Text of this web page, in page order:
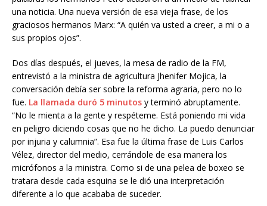
una noticia. Una nueva versión de esa vieja frase, de los
graciosos hermanos Marx: “A quién va usted a creer, a mi o a
sus propios ojos”.
Dos días después, el jueves, la mesa de radio de la FM,
entrevistó a la ministra de agricultura Jhenifer Mojica, la
conversación debía ser sobre la reforma agraria, pero no lo
fue. La llamada duró 5 minutos y terminó abruptamente.
“No le mienta a la gente y respéteme. Está poniendo mi vida
en peligro diciendo cosas que no he dicho. La puedo denunciar
por injuria y calumnia”. Esa fue la última frase de Luis Carlos
Vélez, director del medio, cerrándole de esa manera los
micrófonos a la ministra. Como si de una pelea de boxeo se
tratara desde cada esquina se le dió una interpretación
diferente a lo que acababa de suceder.